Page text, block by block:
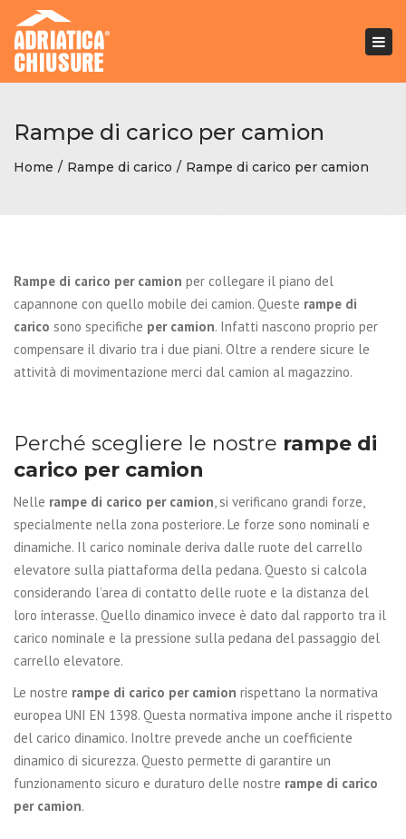
Rampe di carico per camion
Home Rampe di carico Rampe di carico per camion
Rampe di carico per camion per collegare il piano del
capannone con quello mobile dei camion. Queste rampe di
carico sono specifiche per camion. Infatti nascono proprio per
compensare il divario tra i due piani. Oltre a rendere sicure le
attività di movimentazione merci dal camion al magazzino.
Perché scegliere le nostre rampe di
carico per camion
Nelle rampe di carico per camion, si verificano grandi forze,
specialmente nella zona posteriore. Le forze sono nominali e
dinamiche. Il carico nominale deriva dalle ruote del carrello
elevatore sulla piattaforma della pedana. Questo si calcola
considerando l’area di contatto delle ruote e la distanza del
loro interasse. Quello dinamico invece è dato dal rapporto tra il
carico nominale e la pressione sulla pedana del passaggio del
carrello elevatore.
Le nostre rampe di carico per camion rispettano la normativa
europea UNI EN 1398. Questa normativa impone anche il rispetto
del carico dinamico. Inoltre prevede anche un coefficiente
dinamico di sicurezza. Questo permette di garantire un
funzionamento sicuro e duraturo delle nostre rampe di carico
per camion.